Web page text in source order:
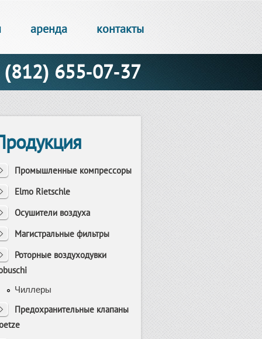
аренда контакты
(812) 655-07-37
Промышленные компрессоры
Elmo Rietschle
Осушители воздуха
Магистральные фильтры
Роторные воздуходувки
Чиллеры
Предохранительные клапаны